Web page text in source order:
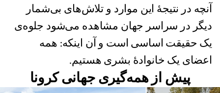
آنچه در نتیجۀ این موارد و تلاش‌های بی‌شمار
دیگر در سراسر جهان مشاهده می‌شود جلوه‌ی
یک حقیقت اساسی است و آن اینکه: همه
اعضای یک خانوادۀ بشری هستیم.
پیش از همه‌گیری جهانی کرونا